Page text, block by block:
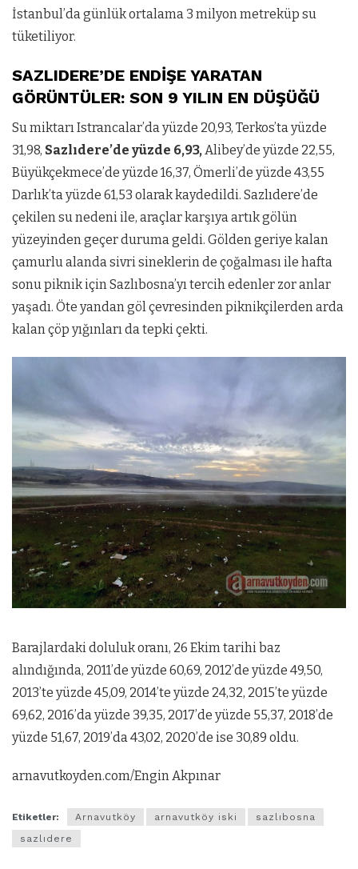
İstanbul’da günlük ortalama 3 milyon metreküp su
tüketiliyor.
SAZLIDERE’DE ENDİŞE YARATAN
GÖRÜNTÜLER: SON 9 YILIN EN DÜŞÜĞÜ
Su miktarı Istrancalar’da yüzde 20,93, Terkos’ta yüzde
31,98, Sazlıdere’de yüzde 6,93,Alibey’de yüzde 22,55,
Büyükçekmece’de yüzde 16,37, Ömerli’de yüzde 43,55
Darlık’ta yüzde 61,53 olarak kaydedildi. Sazlıdere’de
çekilen su nedeni ile, araçlar karşıya artık gölün
yüzeyinden geçer duruma geldi. Gölden geriye kalan
çamurlu alanda sivri sineklerin de çoğalması ile hafta
sonu piknik için Sazlıbosna’yı tercih edenler zor anlar
yaşadı. Öte yandan göl çevresinden piknikçilerden arda
kalan çöp yığınları da tepki çekti.
Barajlardaki doluluk oranı, 26 Ekim tarihi baz
alındığında, 2011’de yüzde 60,69, 2012’de yüzde 49,50,
2013’te yüzde 45,09, 2014’te yüzde 24,32, 2015’te yüzde
69,62, 2016’da yüzde 39,35, 2017’de yüzde 55,37, 2018’de
yüzde 51,67, 2019’da 43,02, 2020’de ise 30,89 oldu.
arnavutkoyden.com/Engin Akpınar
Etiketler: Arnavutköy arnavutköy iski
sazlıbosna
sazlıdere